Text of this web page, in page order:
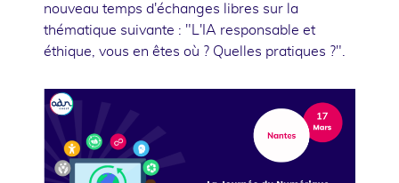
nouveau temps d'échanges libres sur la
thématique suivante : "L'IA responsable et
éthique, vous en êtes où ? Quelles pratiques ?".